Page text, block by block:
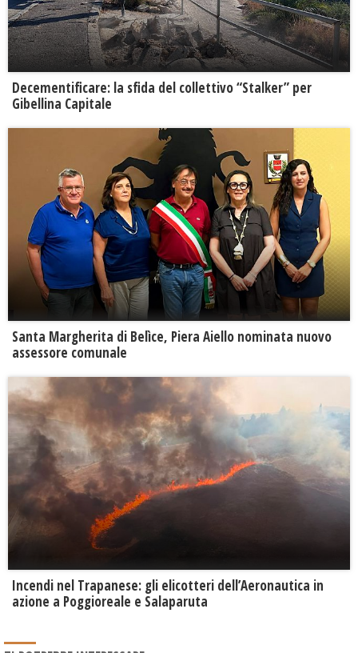
Decementificare: la sfida del collettivo “Stalker” per
Gibellina Capitale
Santa Margherita di Belìce, Piera Aiello nominata nuovo
assessore comunale
Incendi nel Trapanese: gli elicotteri dell’Aeronautica in
azione a Poggioreale e Salaparuta